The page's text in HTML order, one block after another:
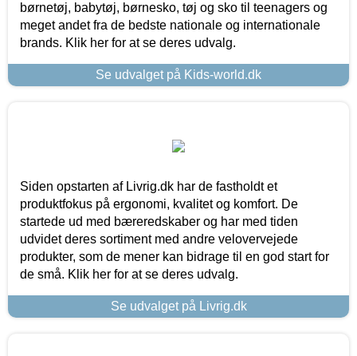
børnetøj, babytøj, børnesko, tøj og sko til teenagers og
meget andet fra de bedste nationale og internationale
brands. Klik her for at se deres udvalg.
Se udvalget på Kids-world.dk
Siden opstarten af Livrig.dk har de fastholdt et
produktfokus på ergonomi, kvalitet og komfort. De
startede ud med bæreredskaber og har med tiden
udvidet deres sortiment med andre velovervejede
produkter, som de mener kan bidrage til en god start for
de små. Klik her for at se deres udvalg.
Se udvalget på Livrig.dk